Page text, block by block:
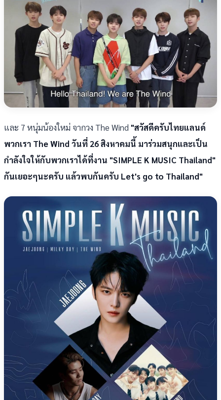
และ 7 หนุ่มน้องใหม่ จากวง The Wind "สวัสดีครับไทยแลนด์
พวกเรา The Wind วันที่ 26 สิงหาคมนี้ มาร่วมสนุกและเป็น
กำลังใจให้กับพวกเราได้ที่งาน "SIMPLE K MUSIC Thailand"
กันเยอะๆนะครับ แล้วพบกันครับ Let's go to Thailand"